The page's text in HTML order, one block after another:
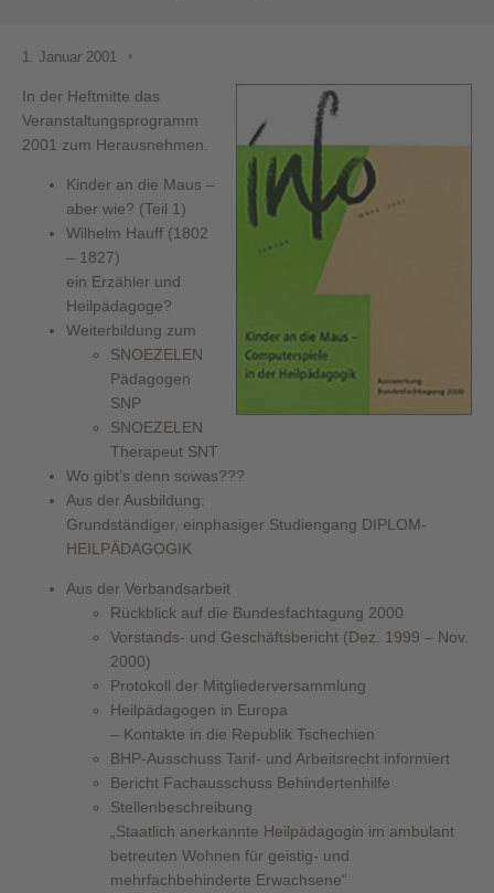
1. Januar 2001
In der Heftmitte das
Veranstaltungsprogramm
2001 zum Herausnehmen.
Kinder an die Maus –
aber wie? (Teil 1)
Wilhelm Hauff (1802
– 1827)
ein Erzähler und
Heilpädagoge?
Weiterbildung zum
SNOEZELEN
Pädagogen
SNP
SNOEZELEN
Therapeut SNT
Wo gibt’s denn sowas???
Aus der Ausbildung:
Grundständiger, einphasiger Studiengang DIPLOM-
HEILPÄDAGOGIK
Aus der Verbandsarbeit
Rückblick auf die Bundesfachtagung 2000
Vorstands- und Geschäftsbericht (Dez. 1999 – Nov.
2000)
Protokoll der Mitgliederversammlung
Heilpädagogen in Europa
– Kontakte in die Republik Tschechien
BHP-Ausschuss Tarif- und Arbeitsrecht informiert
Bericht Fachausschuss Behindertenhilfe
Stellenbeschreibung
„Staatlich anerkannte Heilpädagogin im ambulant
betreuten Wohnen für geistig- und
mehrfachbehinderte Erwachsene“